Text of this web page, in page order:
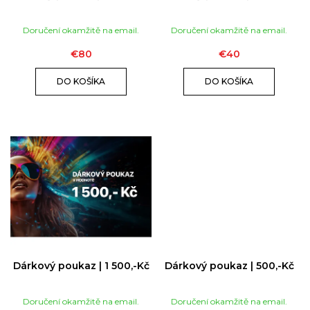
Doručení okamžitě na email.
€80
DO KOŠÍKA
Doručení okamžitě na email.
€40
DO KOŠÍKA
Dárkový poukaz | 1 500,-Kč
Doručení okamžitě na email.
Dárkový poukaz | 500,-Kč
Doručení okamžitě na email.
STRONG
|
10ML
€12